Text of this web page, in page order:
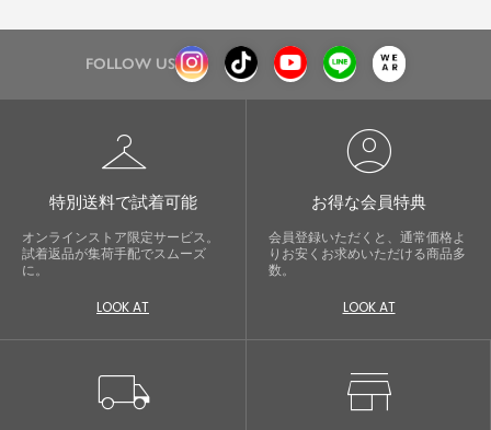
FOLLOW US
checkroom
特別送料で試着可能
オンラインストア限定サービス。
試着返品が集荷手配でスムーズ
に。
LOOK AT
account_circle
お得な会員特典
会員登録いただくと、通常価格よ
りお安くお求めいただける商品多
数。
LOOK AT
local_shipping store